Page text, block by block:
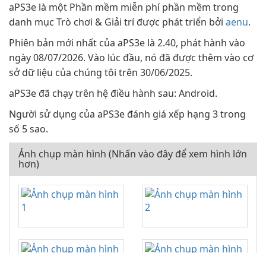
aPS3e là một Phần mềm miễn phí phần mềm trong
danh mục Trò chơi & Giải trí được phát triển bởi aenu.
Phiên bản mới nhất của aPS3e là 2.40, phát hành vào
ngày 08/07/2026. Vào lúc đầu, nó đã được thêm vào cơ
sở dữ liệu của chúng tôi trên 30/06/2025.
aPS3e đã chạy trên hệ điều hành sau: Android.
Người sử dụng của aPS3e đánh giá xếp hạng 3 trong
số 5 sao.
Ảnh chụp màn hình (Nhấn vào đây để xem hình lớn
hơn)